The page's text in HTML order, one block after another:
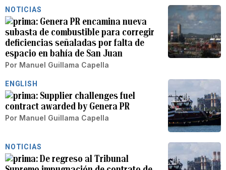
NOTICIAS
Genera PR encamina nueva
subasta de combustible para corregir
deficiencias señaladas por falta de
espacio en bahía de San Juan
Por Manuel Guillama Capella
ENGLISH
Supplier challenges fuel
contract awarded by Genera PR
Por Manuel Guillama Capella
NOTICIAS
De regreso al Tribunal